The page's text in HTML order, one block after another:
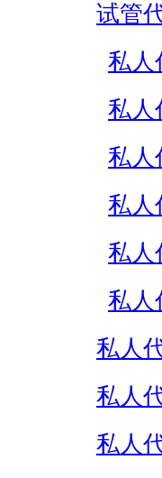
试管
私人
私人
私人
私人
私人
私人
私人
私人
私人